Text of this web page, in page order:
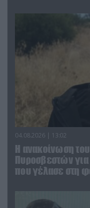
04.08.2026 | 13:02
Η ανακοίνωση
Πυροσβεστών για
που γέλασε στη